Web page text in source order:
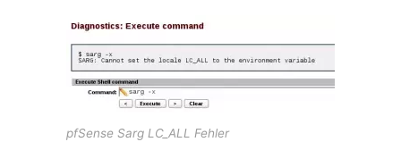
pfSense Sarg LC_ALL Fehler